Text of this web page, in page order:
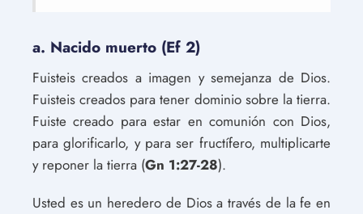
a. Nacido muerto (Ef 2)
Fuisteis creados a imagen y semejanza de Dios.
Fuisteis creados para tener dominio sobre la tierra.
Fuiste creado para estar en comunión con Dios,
para glorificarlo, y para ser fructífero, multiplicarte
y reponer la tierra (Gn 1:27-28).
Usted es un heredero de Dios a través de la fe en